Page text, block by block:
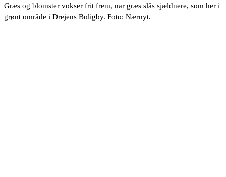
Græs og blomster vokser frit frem, når græs slås sjældnere, som her i
grønt område i Drejens Boligby. Foto: Nærnyt.